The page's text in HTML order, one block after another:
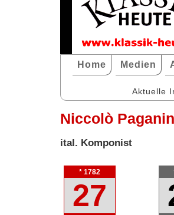
Home Medien
Aktuelle
Niccolò
ital. Komponist
* 1782
27